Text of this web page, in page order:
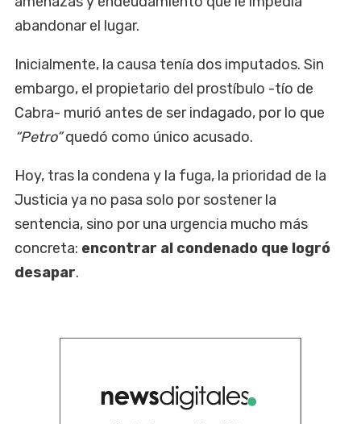
abandonar el lugar.
Inicialmente, la causa tenía dos imputados. Sin
embargo, el propietario del prostíbulo -tío de
Cabra- murió antes de ser indagado, por lo que
“Petro”quedó como único acusado.
Hoy, tras la condena y la fuga, la prioridad de la
Justicia ya no pasa solo por sostener la
sentencia, sino por una urgencia mucho más
concreta: encontrar al condenado que logró
desapar.